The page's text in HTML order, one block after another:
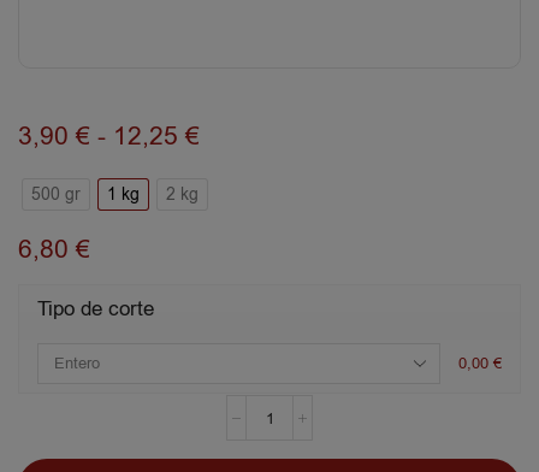
3,90 € - 12,25 €
500 gr 1 kg 2 kg
6,80 €
Tipo de corte
0,00 €